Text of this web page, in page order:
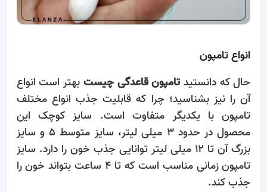
انواع تامپون
حال که دانستیدتامپون قاعدگی چیست بهتر است انواع
آن را نیز بشناسید؛ چرا که قابلیت جذب انواع مختلف
تامپون با یکدیگر متفاوت است. سایز کوچک این
محصول در حدود ۳ میلی لیتر، سایز متوسط ۵ و سایز
بزرگ آن تا ۱۲ میلی لیتر توانایی جذب خون را دارد. سایز
تامپون زمانی مناسب است که تا ۴ ساعت بتواند خون را
جذب کند.